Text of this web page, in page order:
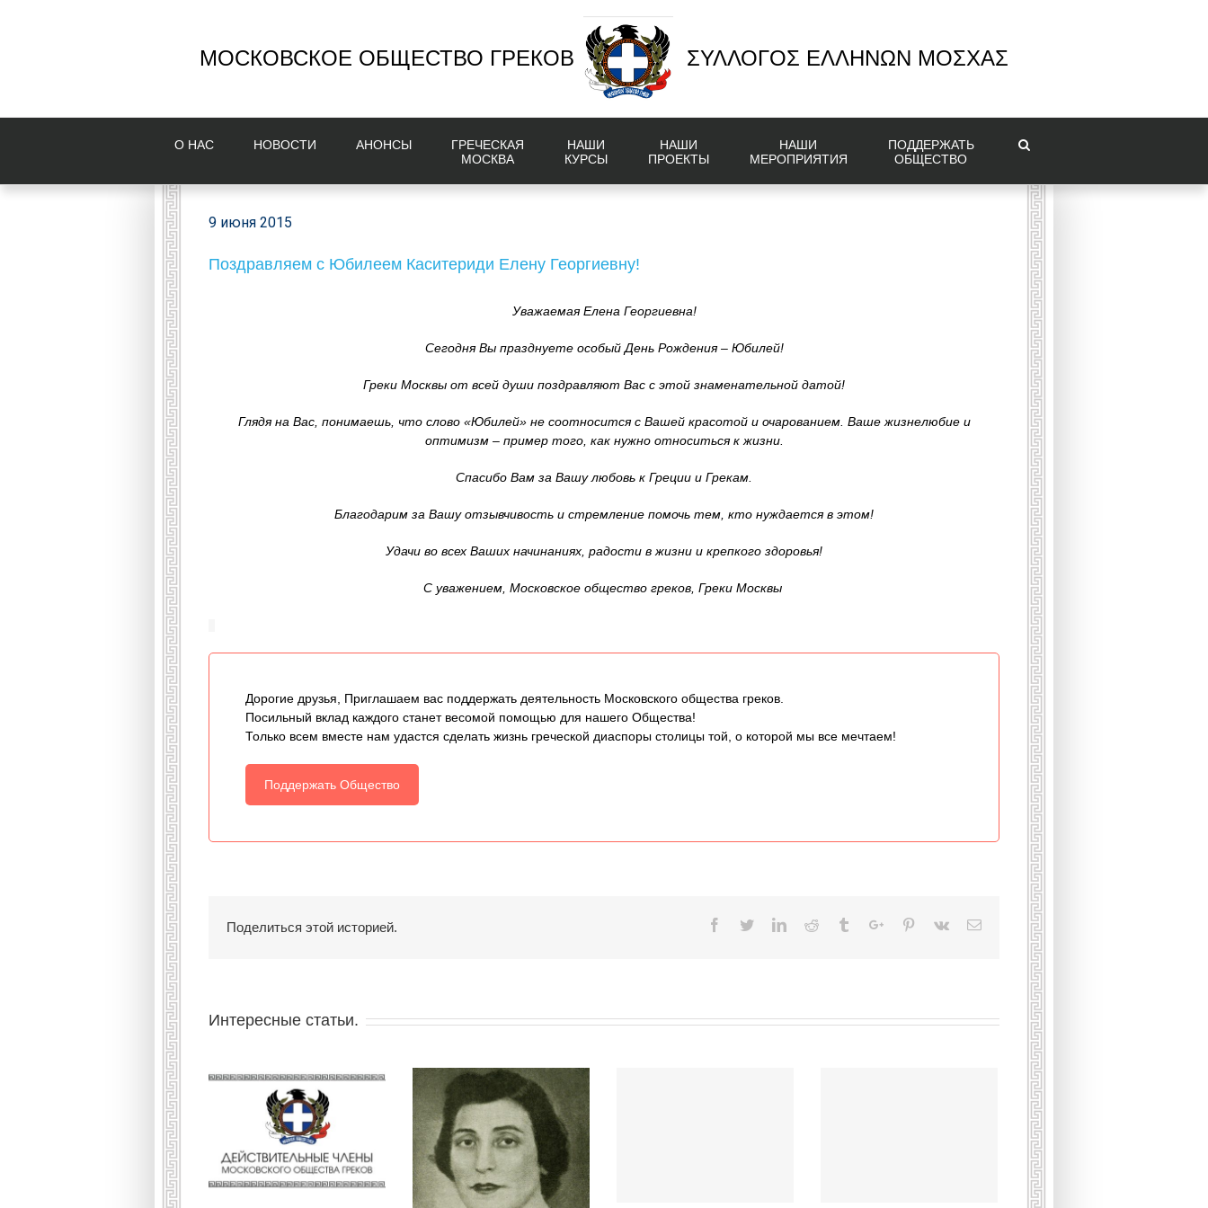
МОСКОВСКОЕ ОБЩЕСТВО ГРЕКОВ ΣΥΛΛΟΓΟΣ ΕΛΛΗΝΩΝ ΜΟΣΧΑΣ
О НAС НОВОСТИ AНОНСЫ
ГРЕЧЕСКАЯ
МОСКВА
НАШИ
КУРСЫ
НАШИ
ПРОЕКТЫ
НАШИ
МЕРОПРИЯТИЯ
ПОДДЕРЖАТЬ
ОБЩЕСТВО
9 июня 2015
Поздравляем с Юбилеем Каситериди Елену Георгиевну!
Уважаемая Елена Георгиевна!
Сегодня Вы празднуете особый День Рождения – Юбилей!
Греки Москвы от всей души поздравляют Вас с этой знаменательной датой!
Глядя на Вас, понимаешь, что слово «Юбилей» не соотносится с Вашей красотой и очарованием. Ваше жизнелюбие и
оптимизм – пример того, как нужно относиться к жизни.
Спасибо Вам за Вашу любовь к Греции и Грекам.
Благодарим за Вашу отзывчивость и стремление помочь тем, кто нуждается в этом!
Удачи во всех Ваших начинаниях, радости в жизни и крепкого здоровья!
С уважением, Московское общество греков, Греки Москвы
Дорогие друзья, Приглашаем вас поддержать деятельность Московского общества греков.
Посильный вклад каждого станет весомой помощью для нашего Общества!
Только всем вместе нам удастся сделать жизнь греческой диаспоры столицы той, о которой мы все мечтаем!
Поддержать Общество
Поделиться этой историей. Facebook
TwitterLinkedinReddit TumblrGoogle+Pinterest
Vk Email
Интересные статьи.